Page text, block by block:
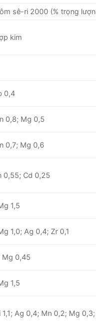
sê-ri 2000 (% trọng
kim
0,4
0,8; Mg 0,5
0,7; Mg 0,6
0,55; Cd 0,25
1,5
1,0; Ag 0,4; Zr 0,1
Mg 0,45
1,5
1,1; Ag 0,4; Mn 0,2; Mg